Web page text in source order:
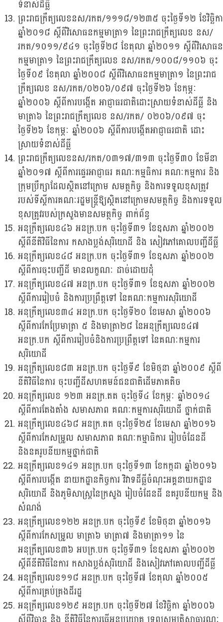
ទំនាស់ដីធ្លី
ព្រះរាជក្រឹត្យលេខនស/រកត/១១១៨/១២៣៥ ចុះថ្ងៃទី១២ ខែវិច្ឆិកា
ឆ្នាំ២០១៨ ស្តីពីវិសោធនកម្មមាត្រា១ នៃព្រះរាជក្រឹត្យលេខ នស/
រកត/១០១១/៩៤១ ចុះថ្ងៃទី២៨ ខែតុលា ឆ្នាំ២០១១ ស្តីពីវិសោធន
កម្មមាត្រា១ នៃព្រះរាជក្រឹត្យលេខ នស/រកត/១០០៨/១១០៦ ចុះ
ថ្ងៃទី០៩ ខែតុលា ឆ្នាំ២០០៨ ស្តីពីវិសោធនកម្មមាត្រា១ នៃព្រះរាជ
ក្រឹត្យលេខ នស/រកត/០២០៦/០៩៧ ចុះថ្ងៃទី២៦ ខែកុម្ភៈ
ឆ្នាំ២០០៦ ស្តីពីការបង្កើត អាជ្ញាធរជាតិដោះស្រាយទំនាស់ដីធ្លី និង
មាត្រា៦ នៃព្រះរាជក្រឹត្យលេខ នស/រកត/ ០២០៦/០៩៧ ចុះ
ថ្ងៃទី២៦ ខែកុម្ភៈ ឆ្នាំ២០០៦ ស្តីពីការបង្កើតអាជ្ញាធរជាតិ ដោះ
ស្រាយទំនាស់ដីធ្លី
ព្រះរាជក្រឹត្យលេខនស/រកត/០៣១៧/៣១៣ ចុះថ្ងៃទី៣០ ខែមីនា
ឆ្នាំ២០១៧ ស្តីពីការផ្ទេរអាជ្ញាធរ គណៈកម្មធិការ គណៈកម្មការ និង
ក្រុមប្រឹក្សាដែលស្ថិតនៅក្រោម សមត្ថកិច្ច និងការទទួលខុសត្រូវ
របស់ទីស្តីការគណៈរដ្ឋមន្រ្តីឱ្យស្ថិតនៅក្រោមសមត្ថកិច្ច និងការទទួល
ខុសត្រូវរបស់ក្រសួងមានសមត្ថកិច្ច ពាក់ព័ន្ធ
អនុក្រឹត្យលេខ៤៦ អនក្រ.បក ចុះថ្ងៃទី៣១ ខែឧសភា ឆ្នាំ២០០២
ស្តីពីនីតិវិធីនៃការ កសាងប្លង់សុរិយោដី និង សៀវភៅគោលបញ្ជីដីធ្លី
អនុក្រឹត្យលេខ៤៨ អនក្រ.បក ចុះថ្ងៃទី៣១ ខែឧសភា ឆ្នាំ២០០២
ស្តីពីការចុះបញ្ជីដី មានលក្ខណៈ ដាច់ដោយដុំ
អនុក្រឹត្យលេខ៤៧ អនក្រ.បក ចុះថ្ងៃទី៣១ ខែឧសភា ឆ្នាំ២០០២
ស្តីពីការរៀបចំ និងការប្រព្រឹត្តទៅ នៃគណៈកម្មការសុរិយោដី
អនុក្រឹត្យលេខ៣៤ អនក្រ.បក ចុះថ្ងៃទី២០ ខែមេសា ឆ្នាំ២០០៦
ស្តីពីការកែប្រែមាត្រា ៥ និងមាត្រា២៨ នៃអនុក្រឹត្យលេខ៤៧
អនក្រ.បក ស្តីពីការរៀបចំនិងការប្រព្រឹត្តទៅ នៃគណៈកម្មការ
សុរិយោដី
អនុក្រឹត្យលេខ៨៣ អនក្រ.បក ចុះថ្ងៃទី៩ ខែមិថុនា ឆ្នាំ២០០៩ ស្តីពី
នីតិវិធីនៃការ ចុះបញ្ជីដីសហគមន៍​ជនជាតិ​ដើមភាគតិច
អនុក្រឹត្យលេខ ១២៣ អនក្រ.តត ចុះថ្ងៃទី៤ ខែកុម្ភៈ ឆ្នាំ២០១៤
ស្តីពីការតែងតាំង សមាសភាព គណៈកម្មការសុរិយោដី ថ្នាក់ជាតិ
អនុក្រឹត្យលេខ៤៦៨ អនក្រ.តត ចុះថ្ងៃទី២៥ ខែមេសា ឆ្នាំ២០១៦
ស្តីពីការកែសម្រួល សមាសភាព គណៈកម្មាធិការ រៀបចំដែនដី
និងនគរូបនីយកម្មថ្នាក់ជាតិ
អនុក្រឹត្យលេខ១៤១ អនក្រ.បក ចុះថ្ងៃទី១៣ ខែកក្កដា ឆ្នាំ២០១៦
ស្តីពីការបង្កើត នាយកដ្ឋានកិច្ចការ វិវាទដីធ្លីចំណុះអគ្គនាយកដ្ឋាន
សុរិយោដី និងភូមិសាស្រ្តនៃក្រសួង រៀបចំដែនដី នគរូបនីយកម្ម និង
សំណង់
អនុក្រឹត្យលេខ១២២ អនក្រ.បក ចុះថ្ងៃទី៩ ខែមិថុនា ឆ្នាំ២០១៦
ស្តីពីការកែសម្រួល មាត្រា៦ មាត្រា៧ និងមាត្រា១១ នៃ
អនុក្រឹត្យលេខ៣៦ អបក្រ.បក ចុះថ្ងៃទី៣១ ខែឧសភា ឆ្នាំ២០០២
ស្តីពីនីតិវិធីនៃការ កសាងប្លង់សុរិយោដី និងសៀវភៅគោលបញ្ជីដីធ្លី
អនុក្រឹត្យលេខ១១៨ អនក្រ.បក ចុះថ្ងៃទី៧ ខែតុលា ឆ្នាំ២០០៥
ស្តីពីការគ្រប់គ្រងដីរដ្ឋ
អនុក្រឹត្យលេខ១២៩ អនក្រ.បក ចុះថ្ងៃទី២៧ ខែវិច្ឆិកា ឆ្នាំ២០០៦